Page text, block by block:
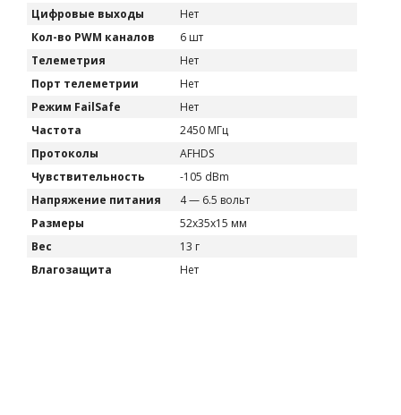
Цифровые выходы
Нет
Кол-во PWM каналов
6 шт
Телеметрия
Нет
Порт телеметрии
Нет
Режим FailSafe
Нет
Частота
2450 МГц
Протоколы
AFHDS
Чувствительность
-105 dBm
Напряжение питания
4 — 6.5 вольт
Размеры
52x35x15 мм
Вес
13 г
Влагозащита
Нет